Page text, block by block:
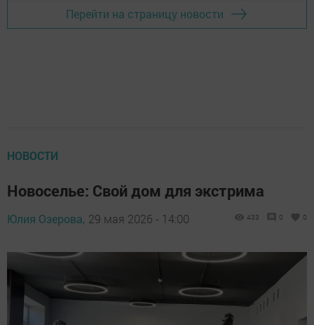
Перейти на страницу новости
НОВОСТИ
Новоселье: Свой дом для экстрима
Юлия Озерова, 29 мая 2026 - 14:00 433 0 0